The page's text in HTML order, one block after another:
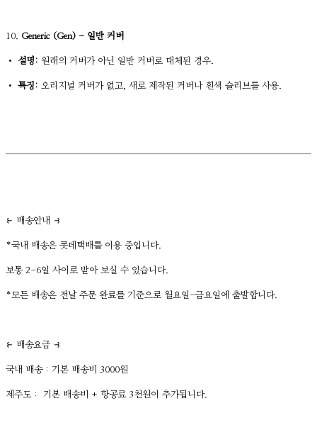
10. Generic (Gen) - 일반 커버
• 설명: 원래의 커버가 아닌 일반 커버로 대체된 경우.
• 특징: 오리지널 커버가 없고, 새로 제작된 커버나 흰색 슬리브를 사용.
⥼ 배송안내 ⥽
*국내 배송은 롯데택배를 이용 중입니다.
보통 2-6일 사이로 받아 보실 수 있습니다.
*모든 배송은 전날 주문 완료를 기준으로 월요일-금요일에 출발합니다.
⥼ 배송요금 ⥽
국내 배송 : 기본 배송비 3000원
제주도 : 기본 배송비 + 항공료 3천원이 추가됩니다.